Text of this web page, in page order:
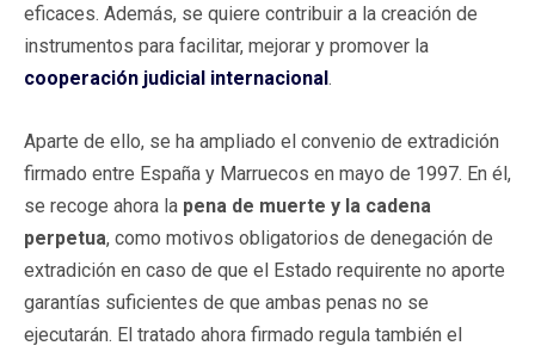
eficaces. Además, se quiere contribuir a la creación de
instrumentos para facilitar, mejorar y promover la
cooperación judicial internacional.
Aparte de ello, se ha ampliado el convenio de extradición
firmado entre España y Marruecos en mayo de 1997. En él,
se recoge ahora la pena de muerte y la cadena
perpetua, como motivos obligatorios de denegación de
extradición en caso de que el Estado requirente no aporte
garantías suficientes de que ambas penas no se
ejecutarán. El tratado ahora firmado regula también el